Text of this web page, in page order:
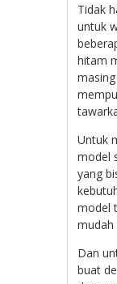
Tidak
untuk
hitam
Untuk
model
yang
model
mudah
Dan
buat